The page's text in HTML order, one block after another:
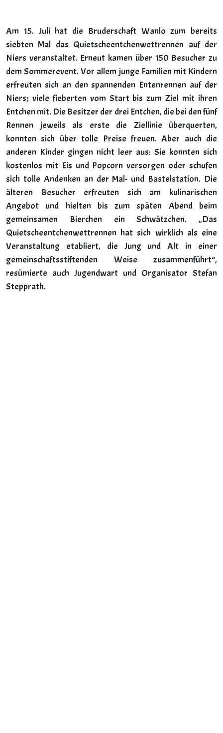
Am 15. Juli hat die Bruderschaft Wanlo zum bereits
siebten Mal das Quietscheentchenwettrennen auf der
Niers veranstaltet. Erneut kamen über 150 Besucher zu
dem Sommerevent. Vor allem junge Familien mit Kindern
erfreuten sich an den spannenden Entenrennen auf der
Niers; viele fieberten vom Start bis zum Ziel mit ihren
Entchen mit. Die Besitzer der drei Entchen, die bei den fünf
Rennen jeweils als erste die Ziellinie überquerten,
konnten sich über tolle Preise freuen. Aber auch die
anderen Kinder gingen nicht leer aus: Sie konnten sich
kostenlos mit Eis und Popcorn versorgen oder schufen
sich tolle Andenken an der Mal- und Bastelstation. Die
älteren Besucher erfreuten sich am kulinarischen
Angebot und hielten bis zum späten Abend beim
gemeinsamen Bierchen ein Schwätzchen. „Das
Quietscheentchenwettrennen hat sich wirklich als eine
Veranstaltung etabliert, die Jung und Alt in einer
gemeinschaftsstiftenden Weise zusammenführt“,
resümierte auch Jugendwart und Organisator Stefan
Stepprath.